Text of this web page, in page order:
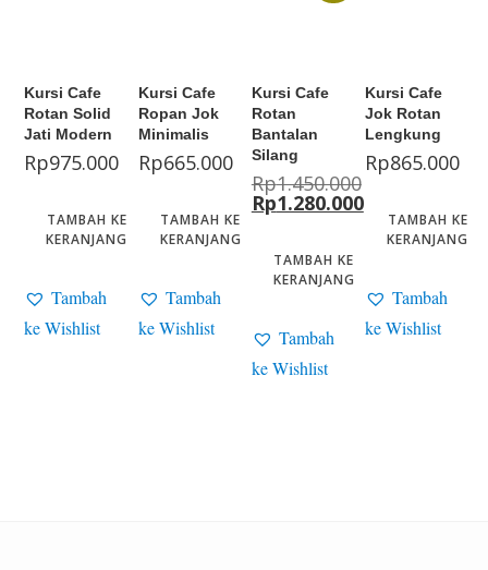
Kursi Cafe
Rotan Solid
Jati Modern
Rp975.000
TAMBAH KE
KERANJANG
Tambah
ke Wishlist
Kursi Cafe
Ropan Jok
Minimalis
Rp665.000
TAMBAH KE
KERANJANG
Tambah
ke Wishlist
Kursi Cafe
Rotan
Bantalan
Silang
Rp1.450.000
Rp1.280.000
TAMBAH KE
KERANJANG
Tambah
ke Wishlist
Kursi Cafe
Jok Rotan
Lengkung
Rp865.000
TAMBAH KE
KERANJANG
Tambah
ke Wishlist